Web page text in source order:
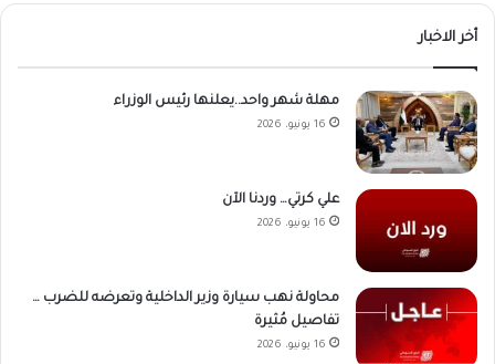
أخر الاخبار
مهلة شهر واحد..يعلنها رئيس الوزراء
16 يونيو، 2026
علي كرتي… وردنا الآن
16 يونيو، 2026
محاولة نهب سيارة وزير الداخلية وتعرضه للضرب …
تفاصيل مُثيرة
16 يونيو، 2026